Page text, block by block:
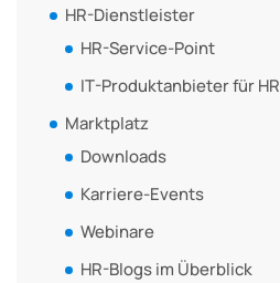
HR-Dienstleister
HR-Service-Point
IT-Produktanbieter für HR
Marktplatz
Downloads
Karriere-Events
Webinare
HR-Blogs im Überblick